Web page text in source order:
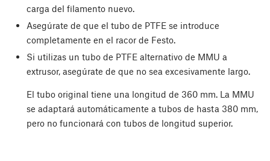
carga del filamento nuevo.
Asegúrate de que el tubo de PTFE se introduce
completamente en el racor de Festo.
Si utilizas un tubo de PTFE alternativo de MMU a
extrusor, asegúrate de que no sea excesivamente largo.
El tubo original tiene una longitud de 360 mm. La MMU
se adaptará automáticamente a tubos de hasta 380 mm,
pero no funcionará con tubos de longitud superior.